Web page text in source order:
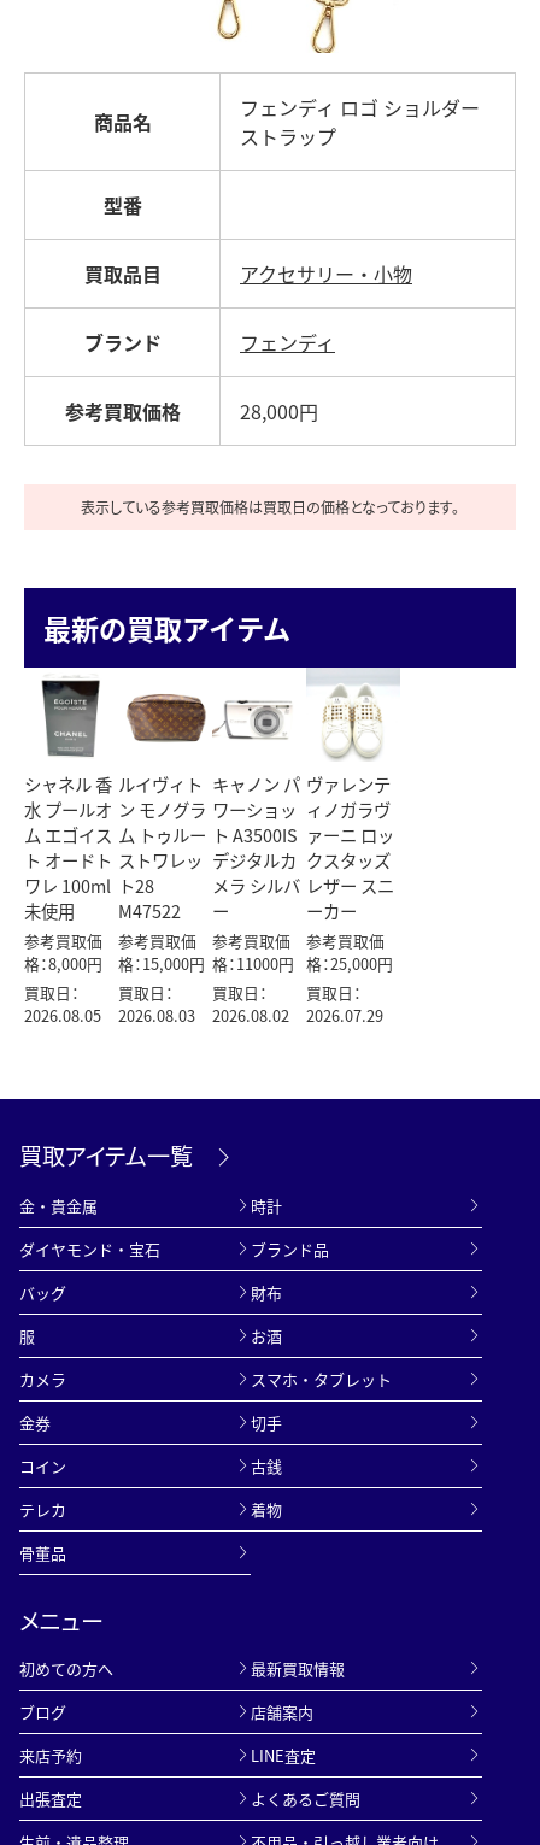
商品名
フェンディ ロゴ ショルダー
ストラップ
型番
買取品目 アクセサリー・小物
ブランド フェンディ
参考買取価格 28,000円
表示している参考買取価格は買取日の価格となっております。
最新の買取アイテム
シャネル 香
水 プールオ
ム エゴイス
ト オードト
ワレ 100ml
未使用
参考買取価
格：8,000円
買取日：
2026.08.05
ルイヴィト
ン モノグラ
ム トゥルー
ストワレッ
ト28
M47522
参考買取価
格：15,000円
買取日：
2026.08.03
キャノン パ
ワーショッ
ト A3500IS
デジタルカ
メラ シルバ
ー
参考買取価
格：11000円
買取日：
2026.08.02
ヴァレンテ
ィノガラヴ
ァーニ ロッ
クスタッズ
レザー スニ
ーカー
参考買取価
格：25,000円
買取日：
2026.07.29
買取アイテム一覧
金・貴金属
時計
ダイヤモンド・宝石
ブランド品
バッグ
財布
服
お酒
カメラ
スマホ・タブレット
金券
切手
コイン
古銭
テレカ
着物
骨董品
メニュー
初めての方へ
最新買取情報
ブログ
店舗案内
来店予約
LINE査定
出張査定
よくあるご質問